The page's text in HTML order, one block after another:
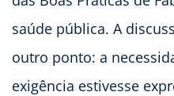
saúde pública. A
outro ponto: a
exigência estivesse